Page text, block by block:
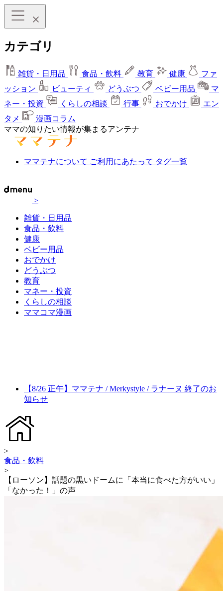
カテゴリ
雑貨・日用品 食品・飲料 教育 健康
ファ
ッション
ビューティ どうぶつ ベビー用品
マ
ネー・投資
くらしの相談 行事 おでかけ
エン
タメ
漫画コラム
ママの知りたい情報が集まるアンテナ
ママテナについて ご利用にあたって タグ一覧
>
雑貨・日用品
食品・飲料
健康
ベビー用品
おでかけ
どうぶつ
教育
マネー・投資
くらしの相談
ママコマ漫画
【8/26 正午】ママテナ / Merkystyle / ラナーヌ 終了のお
知らせ
>
食品・飲料
>
【ローソン】話題の黒いドームに「本当に食べた方がいい」
「なかった！」の声